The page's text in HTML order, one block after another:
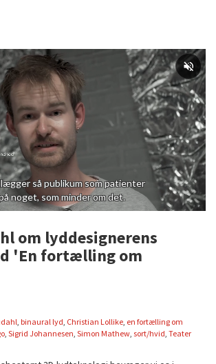
om lyddesignerens
'En fortælling om
, binaural lyd, Christian Lollike, en fortælling om
, Sigrid Johannesen, Simon Mathew, sort/hvid, Teater